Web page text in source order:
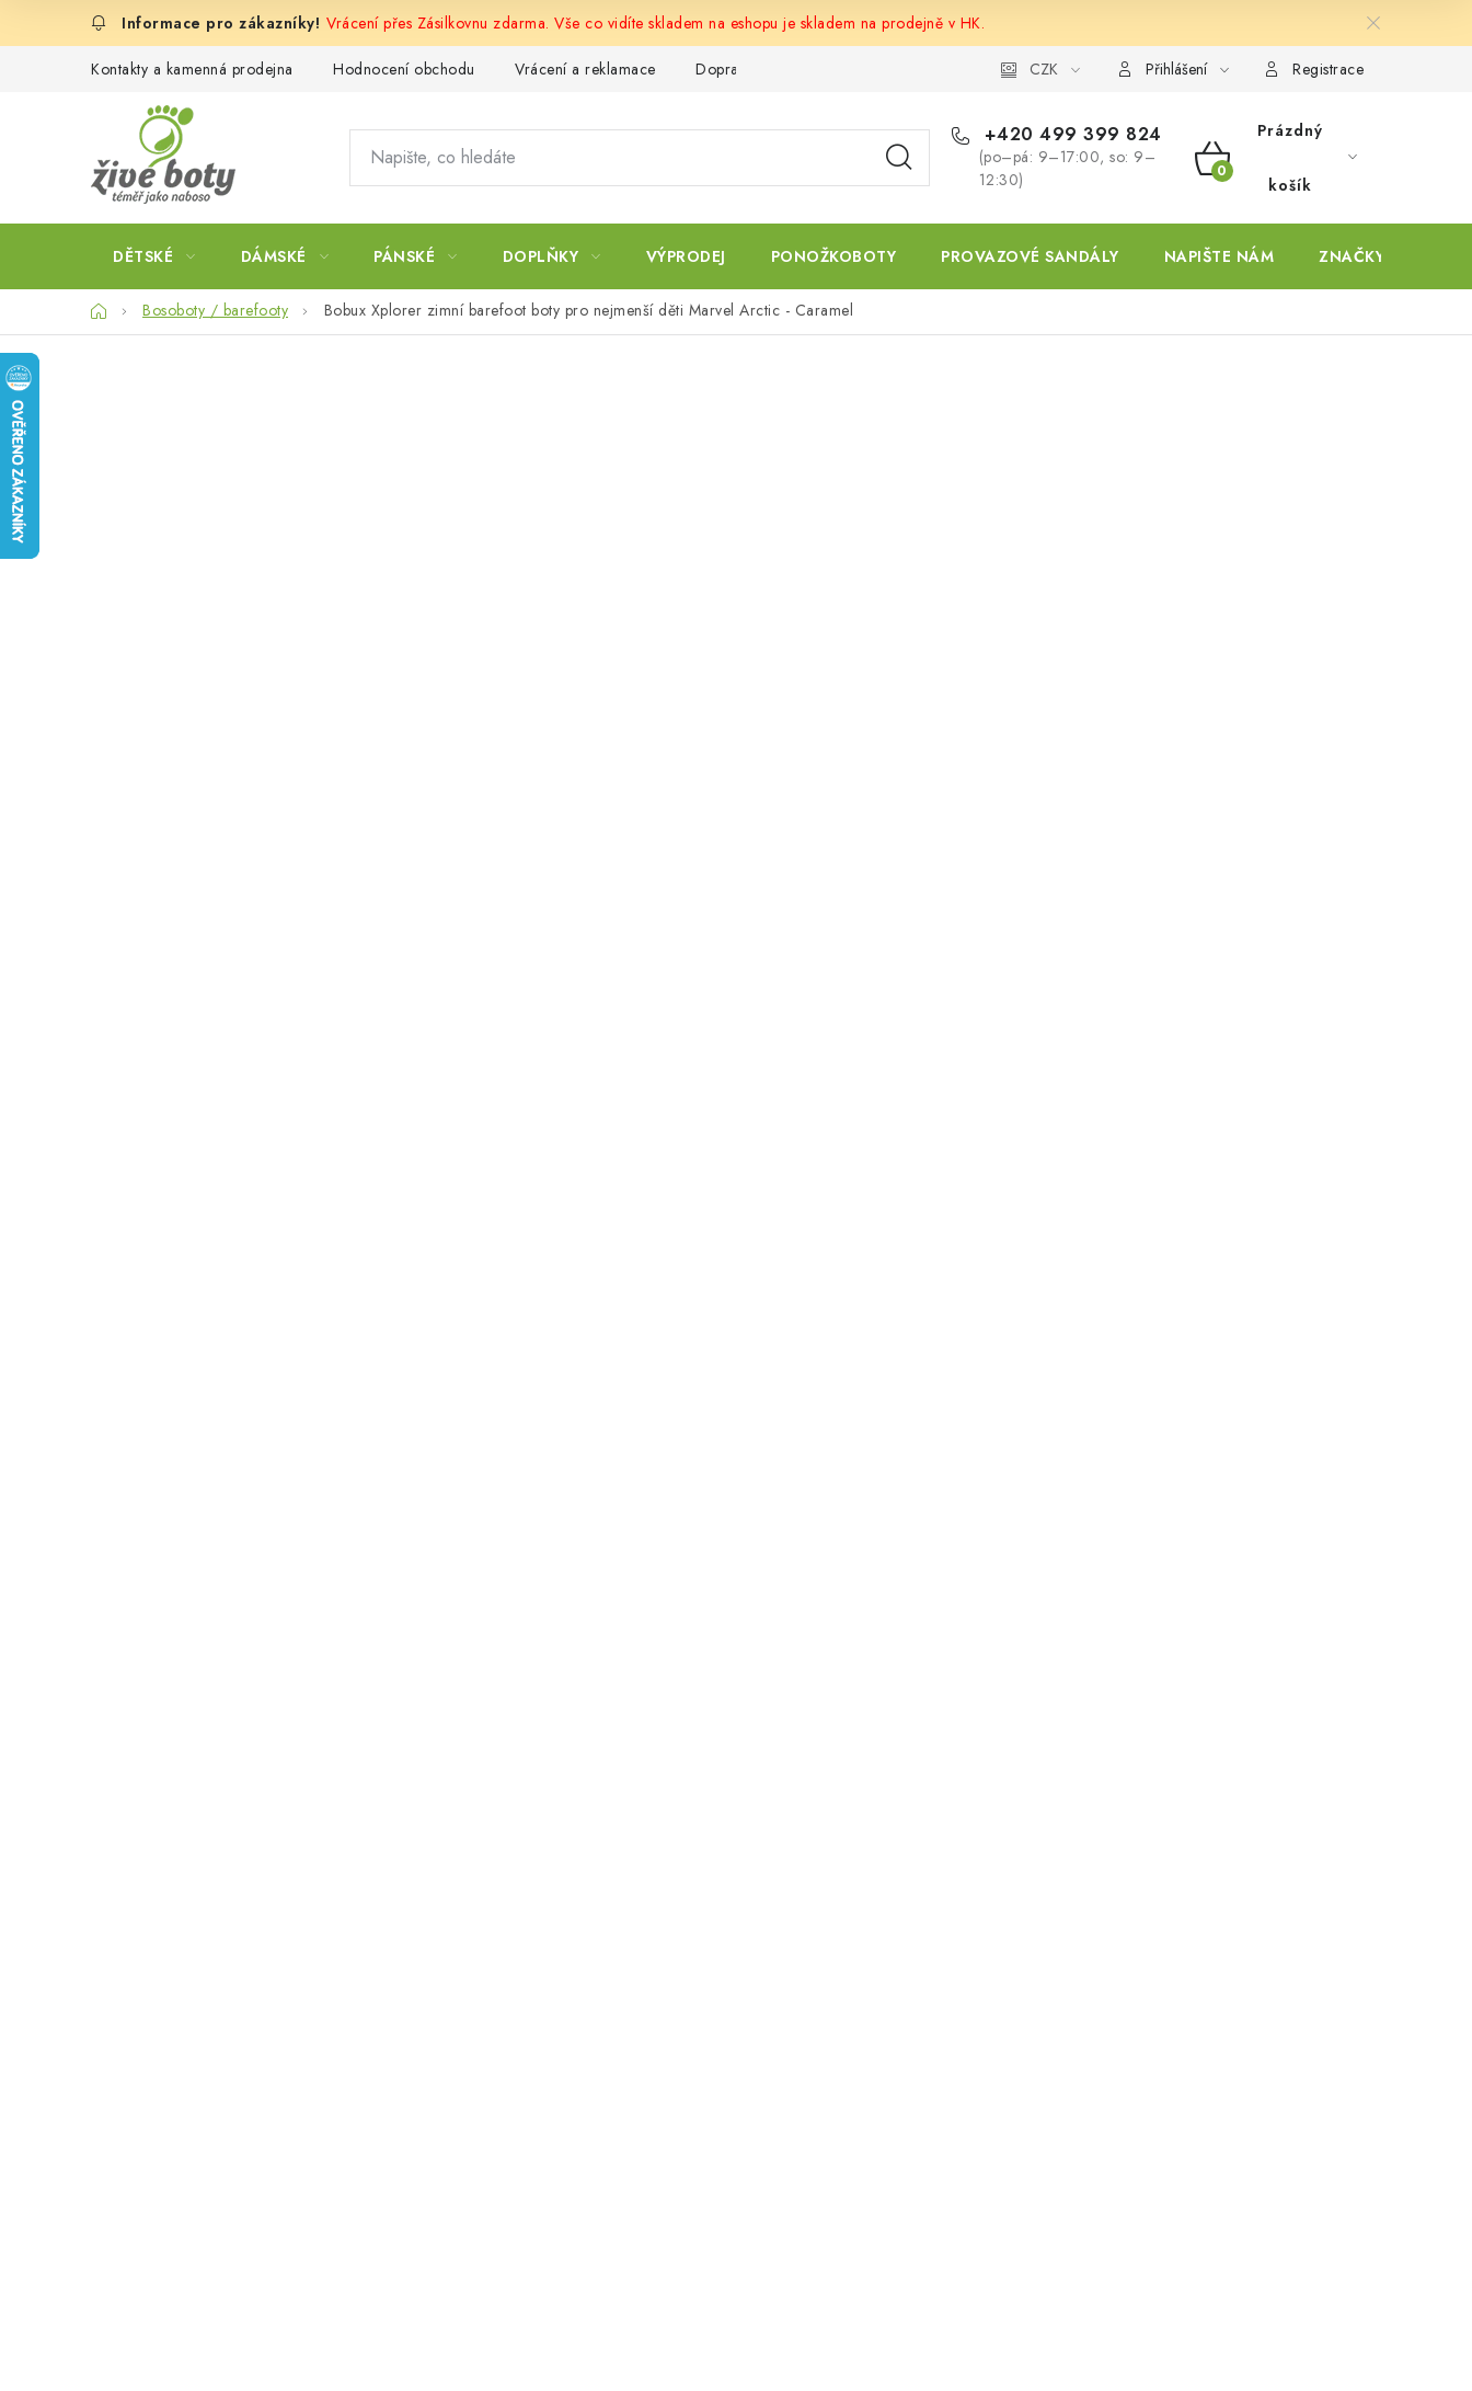
Vrácení přes Zásilkovnu zdarma. Vše co vidíte skladem na eshopu je skladem na prodejně v HK.
Kontakty a kamenná prodejna Hodnocení obchodu Vrácení a reklamace Doprava a platba CZK Přihlášení Registrace
+420 499 399 824
(po–pá: 9–17:00, so: 9–
12:30)
NÁKUPNÍ
KOŠÍK
Prázdný
košík
DĚTSKÉ DÁMSKÉ PÁNSKÉ DOPLŇKY VÝPRODEJ PONOŽKOBOTY PROVAZOVÉ SANDÁLY NAPIŠTE NÁM ZNAČKY
DomůBosoboty / barefooty Bobux Xplorer zimní barefoot boty pro nejmenší děti Marvel Arctic - Caramel